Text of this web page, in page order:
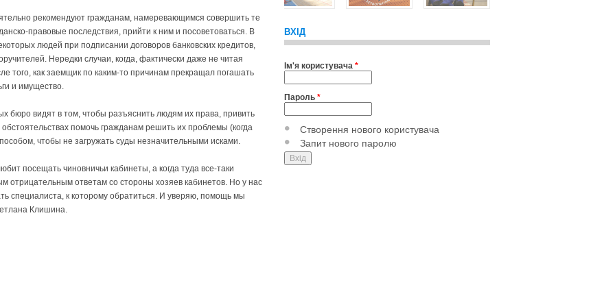
рекомендуют гражданам, намеревающимся совершить те
правовые последствия, прийти к ним и посоветоваться. В
людей при подписании договоров банковских кредитов,
Нередки случаи, когда, фактически даже не читая
того, как заемщик по каким-то причинам прекращал погашать
и имущество.
бюро видят в том, чтобы разъяснить людям их права, привить
помочь гражданам решить их проблемы (когда
чтобы не загружать суды незначительными исками.
посещать чиновничьи кабинеты, а когда туда все-таки
отрицательным ответам со стороны хозяев кабинетов. Но у нас
специалиста, к которому обратиться. И уверяю, помощь мы
Клишина.
ВХІД
Ім'я користувача *
Пароль *
Створення нового користувача
Запит нового паролю